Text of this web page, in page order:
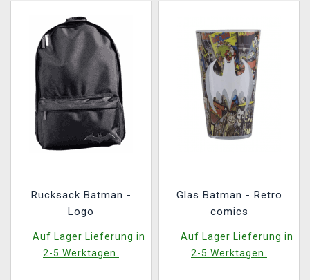
Rucksack Batman -
Logo
Auf Lager Lieferung in
2-5 Werktagen.
Glas Batman - Retro
comics
Auf Lager Lieferung in
2-5 Werktagen.